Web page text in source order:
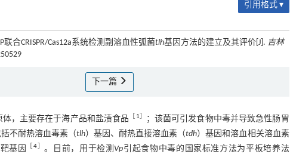
引用格式 ▾
合CRISPR/Cas12a系统检测副溶血性弧菌tlh基因方法的建立及其评价[J]. 吉林
下一篇
，主要存在于海产品和盐渍食品 1
；该菌可引发食物中毒并导致急性肠胃
不耐热溶血毒素（tlh）基因、耐热直接溶血素（tdh）基因和溶血相关溶血素
基因 ［4 。目前，用于检测 Vp引起食物中毒的国家标准方法为平板培养法